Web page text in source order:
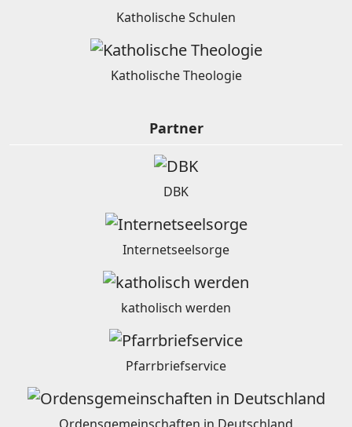
Katholische Schulen
Katholische Theologie
Partner
DBK
Internetseelsorge
katholisch werden
Pfarrbriefservice